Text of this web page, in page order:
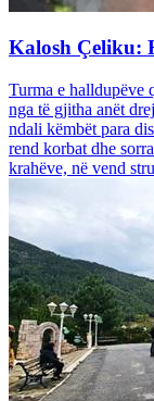
Kalosh Çeliku:
Turma e halldupëve
nga të gjitha anët
ndali këmbët para
rend korbat dhe
krahëve, në vend